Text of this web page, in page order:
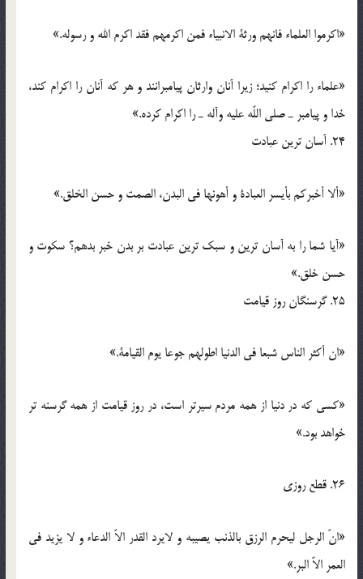
«اکرموا العلماء فانهم ورثة الانبیاء فمن اکرمهم فقد اکرم الله و رسوله.»
«علماء را اکرام کنید؛ زیرا آنان وارثان پیامبرانند و هر که آنان را اکرام کند،
خدا و پیامبر ـ صلی اللّه علیه وآله ـ را اکرام کرده.»
24. آسان ترین عبادت
«ألا أخبرکم بأیسر العبادة و أهونها فی البدن، الصمت و حسن الخلق.»
«آیا شما را به آسان ترین و سبک ترین عبادت بر بدن خبر بدهم؟ سکوت و
حسن خلق.»
25. گرسنگان روز قیامت
«ان أکثر الناس شبعا فی الدنیا اطولهم جوعا یوم القیامة.»
«کسی که در دنیا از همه مردم سیرتر است، در روز قیامت از همه گرسنه تر
خواهد بود.»
26. قطع روزی
«انّ الرجل لیحرم الرزق بالذنب یصیبه و لایرد القدر الاّ الدعاء و لا یزید فی
العمر الاّ البر.»